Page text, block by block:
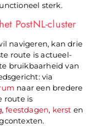
sterk.
PostNL-cluster
navigeren, kan drie
route is actueel-
bruikbaarheid van
via
naar een bredere
route is
,feestdagen, kerst en